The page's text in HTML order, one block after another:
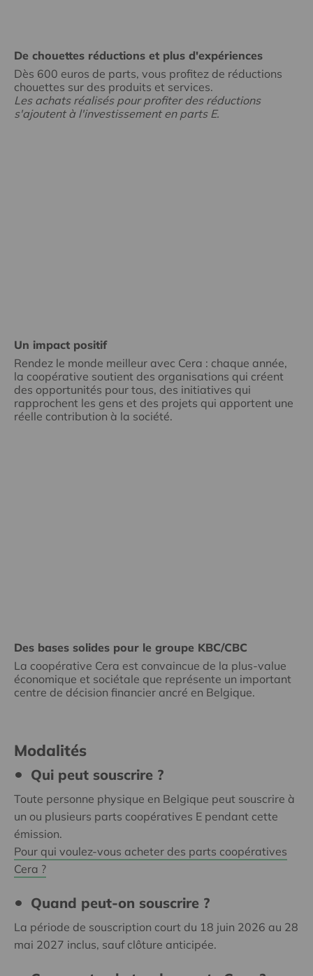
De chouettes réductions et plus d'expériences
Dès 600 euros de parts, vous profitez de réductions
chouettes sur des produits et services.
Les achats réalisés pour profiter des réductions
s'ajoutent à l'investissement en parts E.
Un impact positif
Rendez le monde meilleur avec Cera : chaque année,
la coopérative soutient des organisations qui créent
des opportunités pour tous, des initiatives qui
rapprochent les gens et des projets qui apportent une
réelle contribution à la société.
Des bases solides pour le groupe KBC/CBC
La coopérative Cera est convaincue de la plus-value
économique et sociétale que représente un important
centre de décision financier ancré en Belgique.
Modalités
Qui peut souscrire ?
Toute personne physique en Belgique peut souscrire à
un ou plusieurs parts coopératives E pendant cette
émission.
Pour qui voulez-vous acheter des parts coopératives
Cera ?
Quand peut-on souscrire ?
La période de souscription court du 18 juin 2026 au 28
mai 2027 inclus, sauf clôture anticipée.